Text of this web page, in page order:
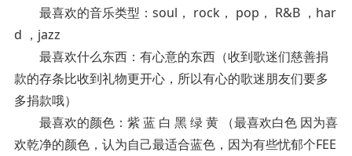
最喜欢的音乐类型：soul， rock， pop， R&B ，har
d ，jazz
最喜欢什么东西：有心意的东西（收到歌迷们慈善捐
款的存条比收到礼物更开心，所以有心的歌迷朋友们要多
多捐款哦）
最喜欢的颜色：紫 蓝 白 黑 绿 黄 （最喜欢白色 因为喜
欢乾净的颜色，认为自己最适合蓝色，因为有些忧郁个FEE